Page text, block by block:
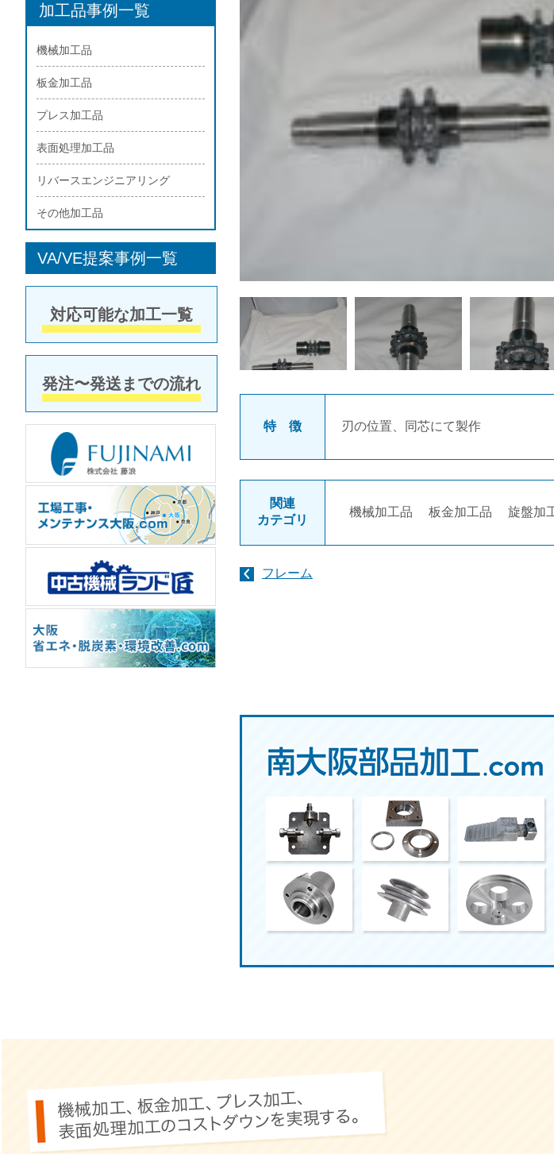
特 徴 刃の位置、同芯にて製作
関連
カテゴリ
機械加工品 板金加工品 旋盤加
フレーム
加工品事例一覧
機械加工品
板金加工品
プレス加工品
表面処理加工品
リバースエンジニアリング
その他加工品
VA/VE提案事例一覧
対応可能な加工一覧
発注〜発送までの流れ